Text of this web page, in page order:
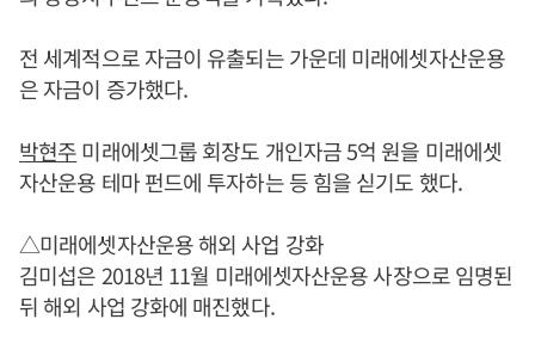
전 세계적으로 자금이 유출되는 가운데 미래에셋자산운용
은 자금이 증가했다.
박현주미래에셋그룹 회장도 개인자금 5억 원을 미래에셋
자산운용 테마 펀드에 투자하는 등 힘을 싣기도 했다.
△미래에셋자산운용 해외 사업 강화
김미섭은 2018년 11월 미래에셋자산운용 사장으로 임명된
뒤 해외 사업 강화에 매진했다.